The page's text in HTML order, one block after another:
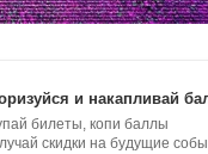
и накапливай
билеты, копи баллы
скидки на будущие